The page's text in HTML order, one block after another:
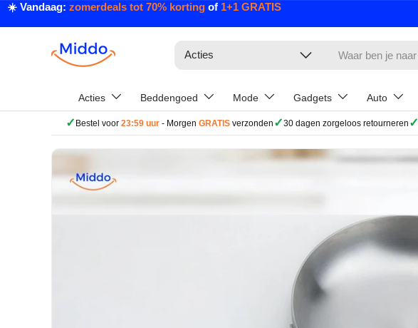
Ga naar inhoud
☀️ Vandaag: zomerdeals tot 70% korting of 1+1 GRATIS
Acties
Acties Beddengoed Mode Gadgets Auto
✓ Bestel voor 23:59 uur - Morgen GRATIS verzonden ✓30 dagen zorgeloos retourneren ✓
Ga direct naar productinformatie